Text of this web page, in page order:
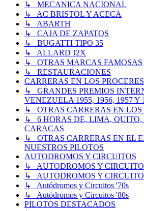
↳ MECANICA NACIONAL
↳ AC BRISTOL Y ACECA
↳ ABARTH
↳ CAJA DE ZAPATOS
↳ BUGATTI TIPO 35
↳ ALLARD J2X
↳ OTRAS MARCAS FAMOSAS
↳ RESTAURACIONES
CARRERAS EN LOS
↳ GRANDES PREMIOS
VENEZUELA 1955, 1956, 1957 Y
↳ OTRAS CARRERAS EN LOS
↳ 6 HORAS DE, LIMA, QUITO,
CARACAS
↳ OTRAS CARRERAS EN EL
NUESTROS PILOTOS
AUTODROMOS Y CIRCUITOS
↳ AUTODROMOS Y
↳ AUTODROMOS Y
↳ Autódromos y Circuitos '70s
↳ Autódromos y Circuitos '80s
PILOTOS DESTACADOS